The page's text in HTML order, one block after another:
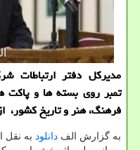
مدیرکل دفتر ارتباطات
تمبر روی بسته ها و پاکت
فرهنگ، هنر و تاریخ کشور،
به گزارش الفدانلود به نقل